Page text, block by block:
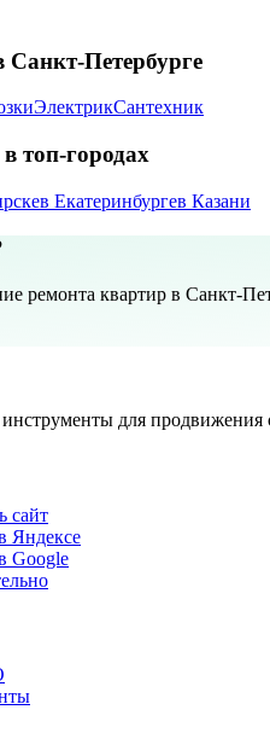
Петербурге
ЭлектрикСантехник
топ-городах
в Екатеринбургев Казани
ремонта квартир в Санкт-
для продвижения
сайт
Яндексе
Google